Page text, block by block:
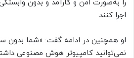
را به‌صورت امن و کارآمد و بدون
اجرا کنند
او همچنین در ادامه گفت: «شما بدون
نمی‌توانید کامپیوتر هوش مصنوعی